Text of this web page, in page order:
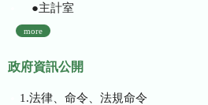
●主計室
more
政府資訊公開
1.法律、命令、法規命令